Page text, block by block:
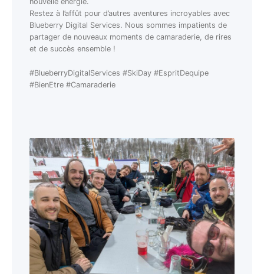
Restez à l’affût pour d’autres aventures incroyables avec
Blueberry Digital Services. Nous sommes impatients de
partager de nouveaux moments de camaraderie, de rires
et de succès ensemble !
#BlueberryDigitalServices #SkiDay #EspritDequipe
#BienEtre #Camaraderie